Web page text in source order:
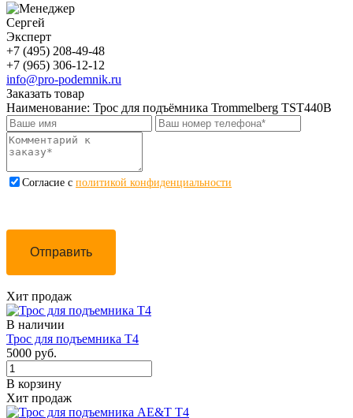
Сергей
Эксперт
+7 (495) 208-49-48
+7 (965) 306-12-12
info@pro-podemnik.ru
Заказать товар
Наименование: Трос для подъёмника Trommelberg TST440B
Cогласие с политикой конфиденциальности
Отправить
Хит продаж
В наличии
Трос для подъемника Т4
5000 руб.
В корзину
Хит продаж